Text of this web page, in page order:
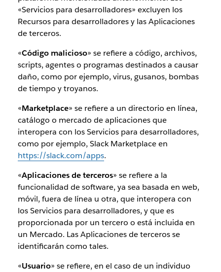
«Servicios para desarrolladores» excluyen los
Recursos para desarrolladores y las Aplicaciones
de terceros.
«Código malicioso» se refiere a código, archivos,
scripts, agentes o programas destinados a causar
daño, como por ejemplo, virus, gusanos, bombas
de tiempo y troyanos.
«Marketplace» se refiere a un directorio en línea,
catálogo o mercado de aplicaciones que
interopera con los Servicios para desarrolladores,
como por ejemplo, Slack Marketplace en
https://slack.com/apps.
«Aplicaciones de terceros» se refiere a la
funcionalidad de software, ya sea basada en web,
móvil, fuera de línea u otra, que interopera con
los Servicios para desarrolladores, y que es
proporcionada por un tercero o está incluida en
un Mercado. Las Aplicaciones de terceros se
identificarán como tales.
«Usuario» se refiere, en el caso de un individuo